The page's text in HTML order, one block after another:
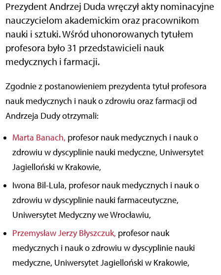
Prezydent Andrzej Duda wręczył akty nominacyjne
nauczycielom akademickim oraz pracownikom
nauki i sztuki. Wśród uhonorowanych tytułem
profesora było 31 przedstawicieli nauk
medycznych i farmacji.
Zgodnie z postanowieniem prezydenta tytuł profesora
nauk medycznych i nauk o zdrowiu oraz farmacji od
Andrzeja Dudy otrzymali:
Marta Banach, profesor nauk medycznych i nauk o
zdrowiu w dyscyplinie nauki medyczne, Uniwersytet
Jagielloński w Krakowie,
Iwona Bil-Lula, profesor nauk medycznych i nauk o
zdrowiu w dyscyplinie nauki farmaceutyczne,
Uniwersytet Medyczny we Wrocławiu,
Przemysław Jerzy Błyszczuk, profesor nauk
medycznych i nauk o zdrowiu w dyscyplinie nauki
medyczne, Uniwersytet Jagielloński w Krakowie,